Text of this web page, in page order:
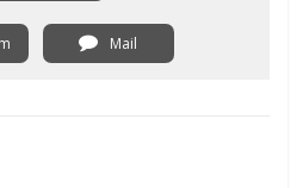
Mail